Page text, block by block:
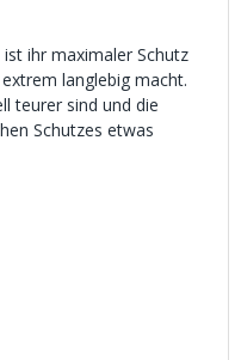
ihr maximaler Schutz
langlebig macht.
teurer sind und die
Schutzes etwas